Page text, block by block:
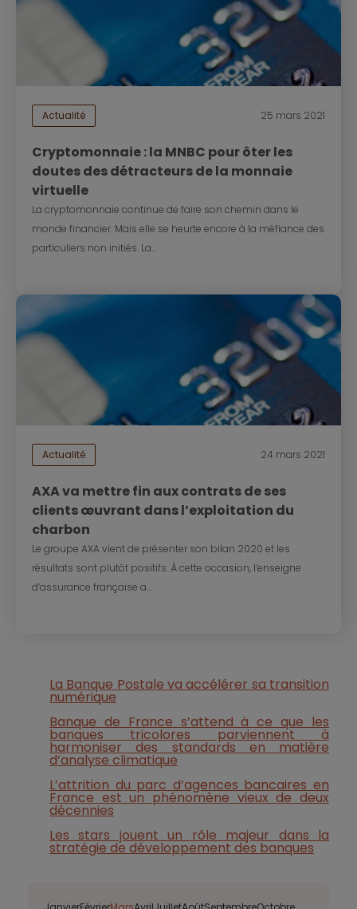
Actualité 25 mars 2021
Cryptomonnaie : la MNBC pour ôter les
doutes des détracteurs de la monnaie
virtuelle
La cryptomonnaie continue de faire son chemin dans le
monde financier. Mais elle se heurte encore à la méfiance des
particuliers non initiés. La...
Actualité 24 mars 2021
AXA va mettre fin aux contrats de ses
clients œuvrant dans l’exploitation du
charbon
Le groupe AXA vient de présenter son bilan 2020 et les
résultats sont plutôt positifs. À cette occasion, l’enseigne
d’assurance française a...
La Banque Postale va accélérer sa transition
numérique
Banque de France s’attend à ce que les
banques tricolores parviennent à
harmoniser des standards en matière
d’analyse climatique
L’attrition du parc d’agences bancaires en
France est un phénomène vieux de deux
décennies
Les stars jouent un rôle majeur dans la
stratégie de développement des banques